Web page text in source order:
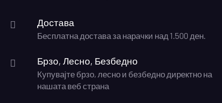
Достава
Бесплатна достава за нарачки над 1.500 ден.
Брзо, Лесно, Безбедно
Купувајте брзо, лесно и безбедно директно на
нашата веб страна